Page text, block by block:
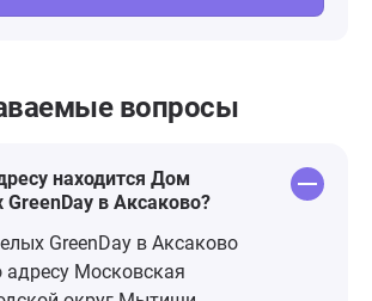
вопросы
находится Дом
в Аксаково?
GreenDay в Аксаково
адресу Московская